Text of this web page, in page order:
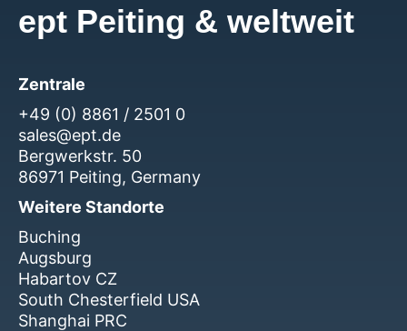
ept Peiting & weltweit
Zentrale
+49 (0) 8861 / 2501 0
sales@ept.de
Bergwerkstr. 50
86971 Peiting, Germany
Weitere Standorte
Buching
Augsburg
Habartov CZ
South Chesterfield USA
Shanghai PRC